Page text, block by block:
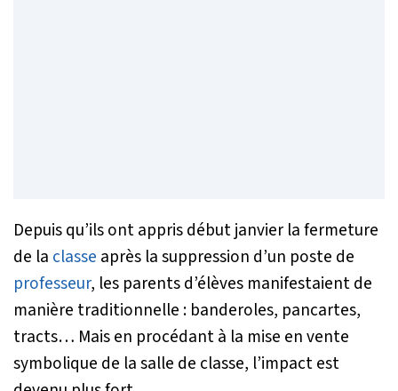
Depuis qu’ils ont appris début janvier la fermeture
de la classe après la suppression d’un poste de
professeur, les parents d’élèves manifestaient de
manière traditionnelle : banderoles, pancartes,
tracts… Mais en procédant à la mise en vente
symbolique de la salle de classe, l’impact est